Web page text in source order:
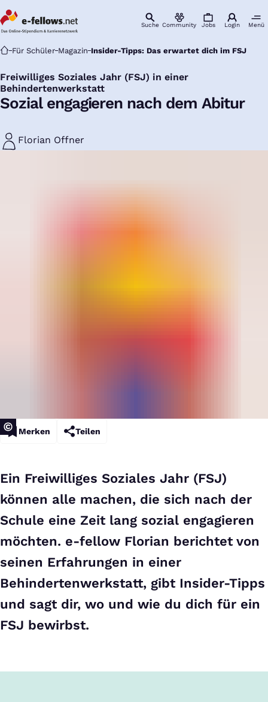
Suche Community Jobs Login Menü
Startseite
Für Schüler Magazin Insider-Tipps: Das erwartet dich im FSJ
Freiwilliges Soziales Jahr (FSJ) in einer
Behindertenwerkstatt
:
Sozial engagieren nach dem Abitur
Florian Offner
Merken Teilen
Ein Freiwilliges Soziales Jahr (FSJ)
können alle machen, die sich nach der
Schule eine Zeit lang sozial engagieren
möchten. e-fellow Florian berichtet von
seinen Erfahrungen in einer
Behindertenwerkstatt, gibt Insider-Tipps
und sagt dir, wo und wie du dich für ein
FSJ bewirbst.